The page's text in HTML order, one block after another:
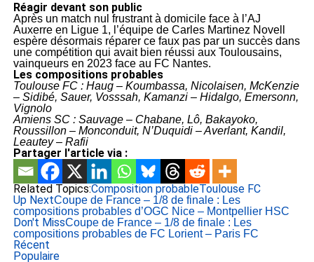
Réagir devant son public
Après un match nul frustrant à domicile face à l’AJ
Auxerre en Ligue 1, l’équipe de Carles Martinez Novell
espère désormais réparer ce faux pas par un succès dans
une compétition qui avait bien réussi aux Toulousains,
vainqueurs en 2023 face au FC Nantes.
Les compositions probables
Toulouse FC : Haug – Koumbassa, Nicolaisen, McKenzie
– Sidibé, Sauer, Vosssah, Kamanzi – Hidalgo, Emersonn,
Vignolo
Amiens SC : Sauvage – Chabane, Lô, Bakayoko,
Roussillon – Monconduit, N’Duquidi – Averlant, Kandil,
Leautey – Rafii
Partager l'article via :
Related Topics:Composition probableToulouse FC
Up NextCoupe de France – 1/8 de finale : Les
compositions probables d’OGC Nice – Montpellier HSC
Don't MissCoupe de France – 1/8 de finale : Les
compositions probables de FC Lorient – Paris FC
Récent
Populaire